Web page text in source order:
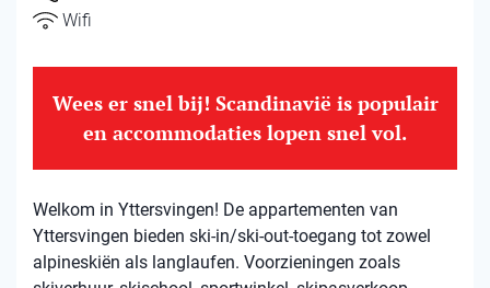
Wifi
Wees er snel bij! Scandinavië is populair
en accommodaties lopen snel vol.
Welkom in Yttersvingen! De appartementen van
Yttersvingen bieden ski-in/ski-out-toegang tot zowel
alpineskiën als langlaufen. Voorzieningen zoals